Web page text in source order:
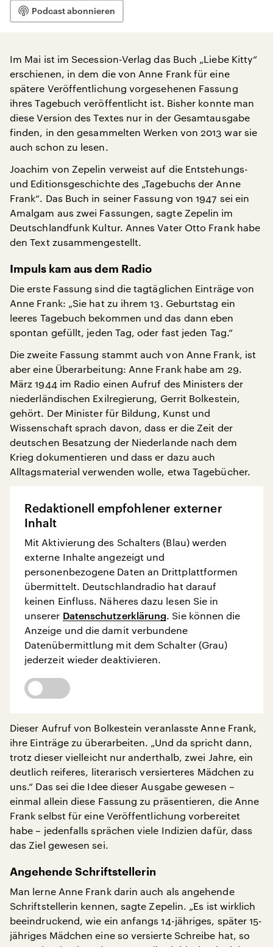
Podcast abonnieren
Im Mai ist im Secession-Verlag das Buch „Liebe Kitty“
erschienen, in dem die von Anne Frank für eine
spätere Veröffentlichung vorgesehenen Fassung
ihres Tagebuch veröffentlicht ist. Bisher konnte man
diese Version des Textes nur in der Gesamtausgabe
finden, in den gesammelten Werken von 2013 war sie
auch schon zu lesen.
Joachim von Zepelin verweist auf die Entstehungs-
und Editionsgeschichte des „Tagebuchs der Anne
Frank“. Das Buch in seiner Fassung von 1947 sei ein
Amalgam aus zwei Fassungen, sagte Zepelin im
Deutschlandfunk Kultur. Annes Vater Otto Frank habe
den Text zusammengestellt.
Impuls kam aus dem Radio
Die erste Fassung sind die tagtäglichen Einträge von
Anne Frank: „Sie hat zu ihrem 13. Geburtstag ein
leeres Tagebuch bekommen und das dann eben
spontan gefüllt, jeden Tag, oder fast jeden Tag.“
Die zweite Fassung stammt auch von Anne Frank, ist
aber eine Überarbeitung: Anne Frank habe am 29.
März 1944 im Radio einen Aufruf des Ministers der
niederländischen Exilregierung, Gerrit Bolkestein,
gehört. Der Minister für Bildung, Kunst und
Wissenschaft sprach davon, dass er die Zeit der
deutschen Besatzung der Niederlande nach dem
Krieg dokumentieren und dass er dazu auch
Alltagsmaterial verwenden wolle, etwa Tagebücher.
Redaktionell empfohlener externer
Inhalt
Mit Aktivierung des Schalters (Blau) werden
externe Inhalte angezeigt und
personenbezogene Daten an Drittplattformen
übermittelt. Deutschlandradio hat darauf
keinen Einfluss. Näheres dazu lesen Sie in
unserer Datenschutzerklärung. Sie können die
Anzeige und die damit verbundene
Datenübermittlung mit dem Schalter (Grau)
jederzeit wieder deaktivieren.
Dieser Aufruf von Bolkestein veranlasste Anne Frank,
ihre Einträge zu überarbeiten. „Und da spricht dann,
trotz dieser vielleicht nur anderthalb, zwei Jahre, ein
deutlich reiferes, literarisch versierteres Mädchen zu
uns.“ Das sei die Idee dieser Ausgabe gewesen –
einmal allein diese Fassung zu präsentieren, die Anne
Frank selbst für eine Veröffentlichung vorbereitet
habe – jedenfalls sprächen viele Indizien dafür, dass
das Ziel gewesen sei.
Angehende Schriftstellerin
Man lerne Anne Frank darin auch als angehende
Schriftstellerin kennen, sagte Zepelin. „Es ist wirklich
beeindruckend, wie ein anfangs 14-jähriges, später 15-
jähriges Mädchen eine so versierte Schreibe hat, so